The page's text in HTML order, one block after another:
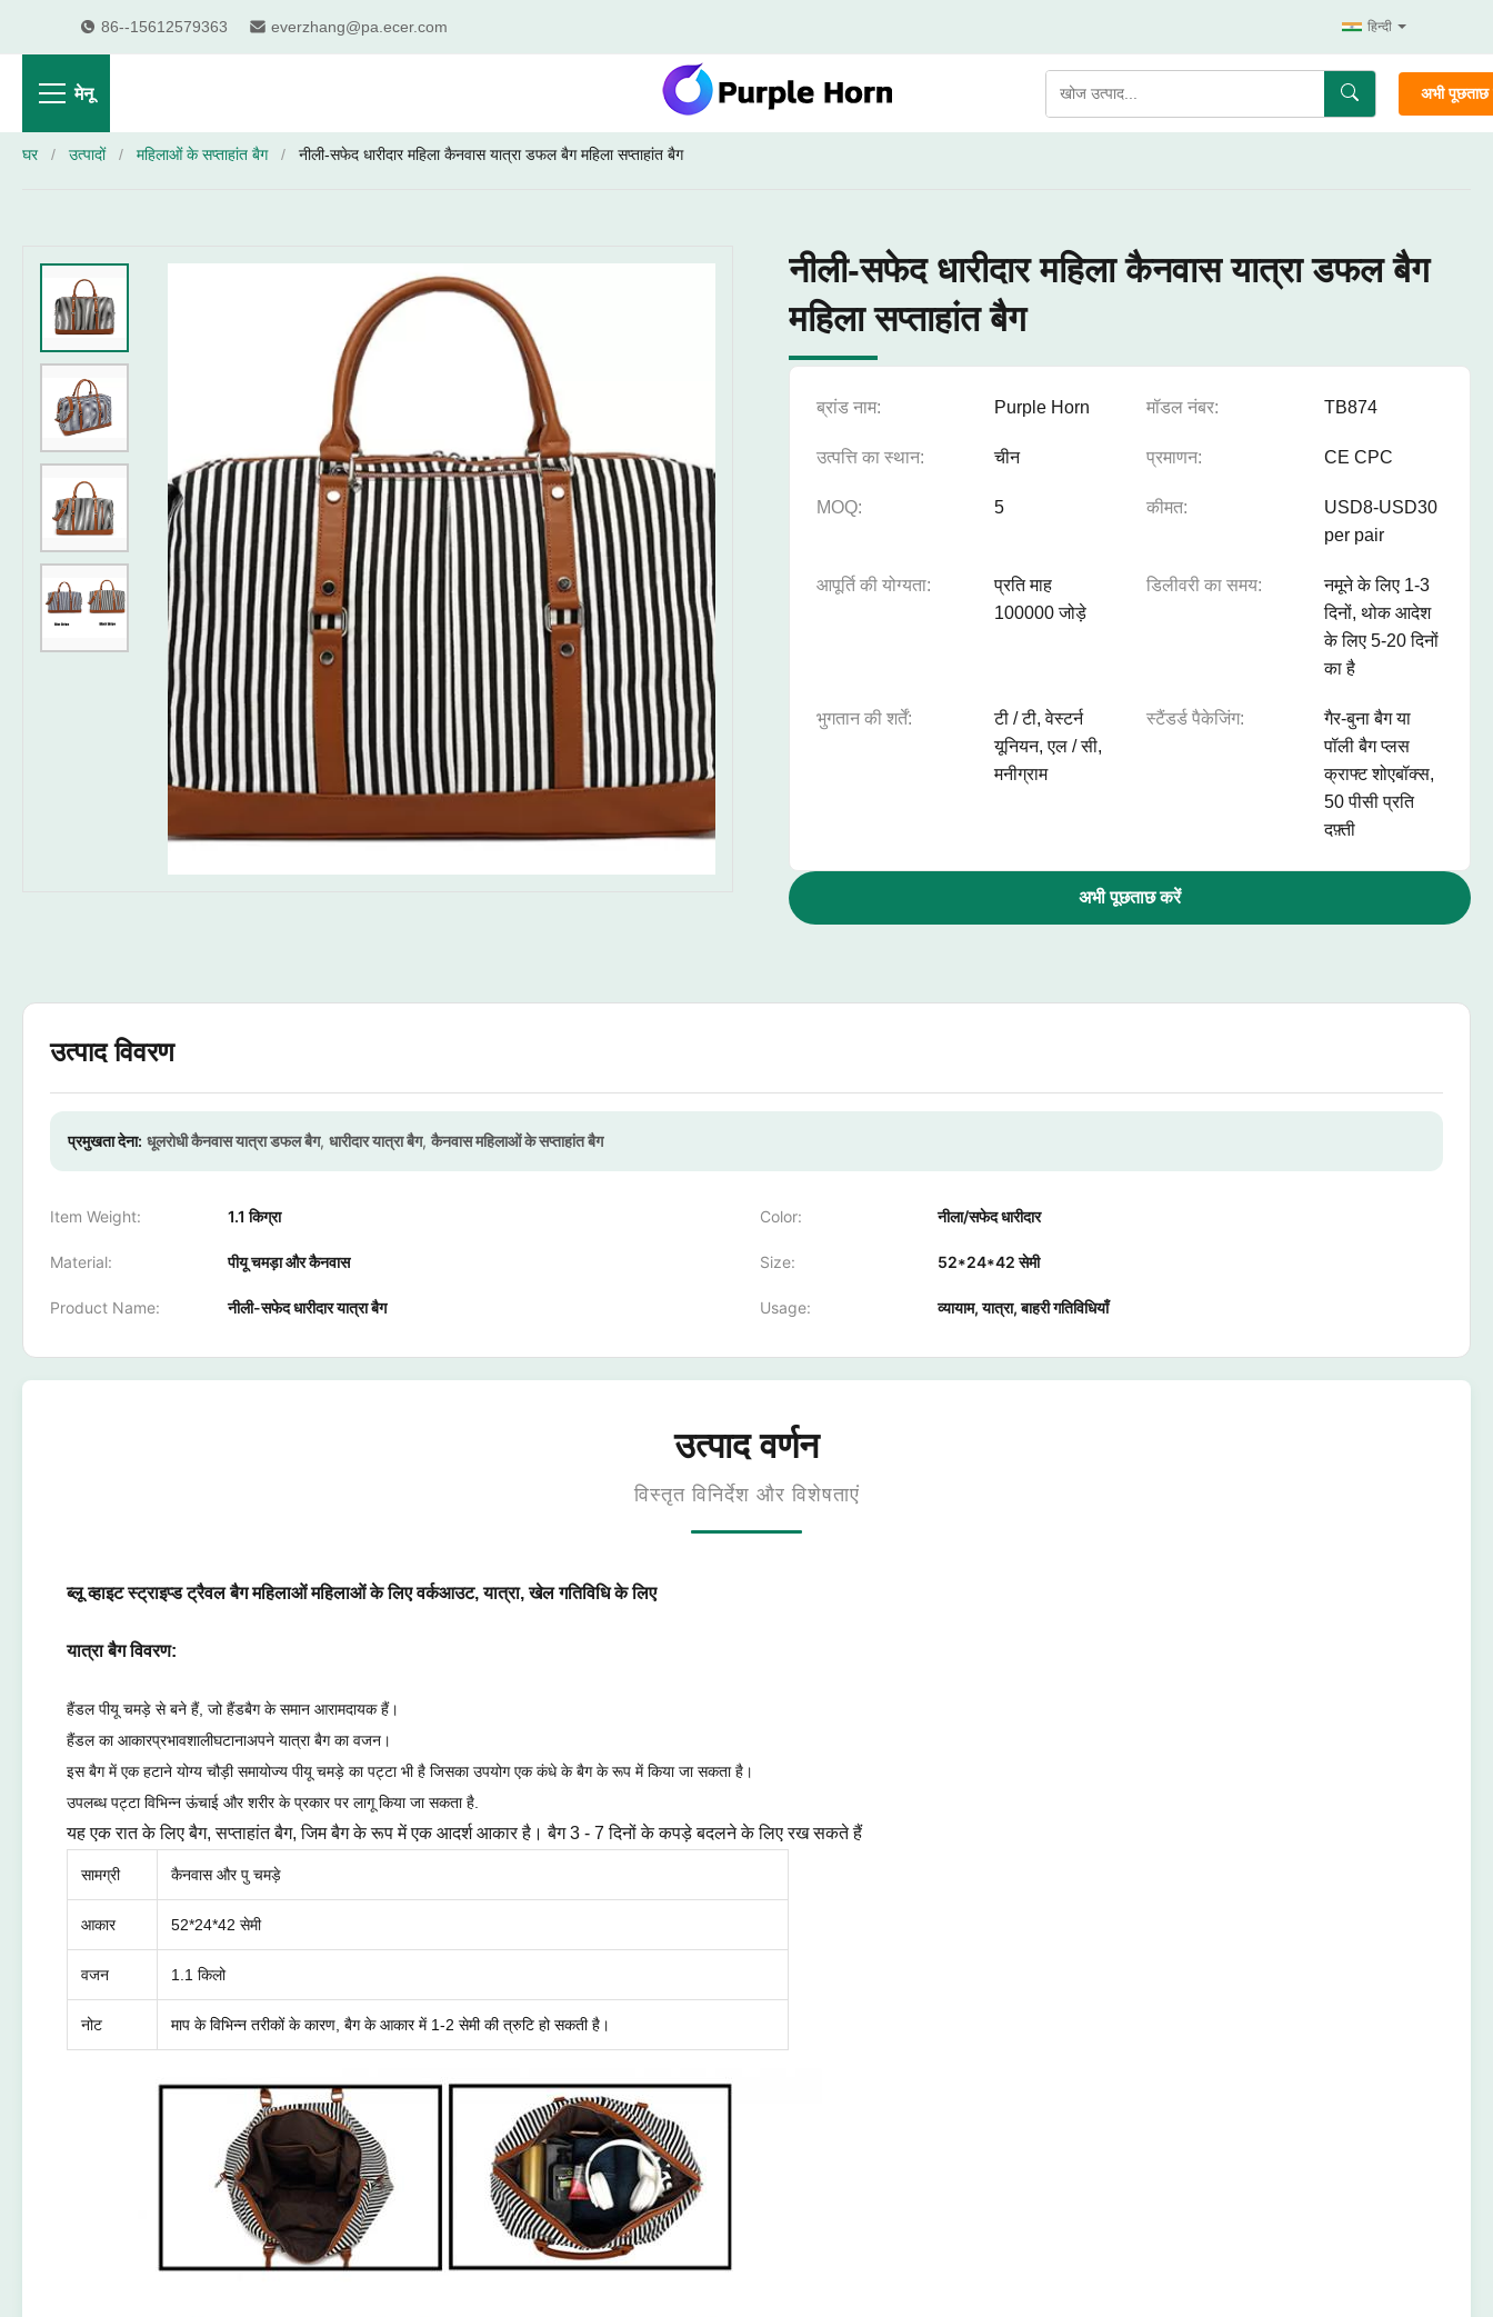
86--15612579363 everzhang@pa.ecer.com हिन्दी
मेनू अभी
घर / उत्पादों / महिलाओं के सप्ताहांत बैग / नीली-सफेद धारीदार महिला कैनवास यात्रा डफल बैग महिला सप्ताहांत बैग
नीली-सफेद धारीदार महिला कैनवास यात्रा डफल बैग
महिला सप्ताहांत बैग
ब्रांड नाम: Purple Horn मॉडल नंबर: TB874
उत्पत्ति का स्थान: चीन प्रमाणन: CE CPC
MOQ: 5 कीमत:
USD8-USD30
per pair
आपूर्ति की योग्यता:
प्रति माह
100000 जोड़े
डिलीवरी का समय:
नमूने के लिए 1-3
दिनों, थोक आदेश
के लिए 5-20 दिनों
का है
भुगतान की शर्तें:
टी / टी, वेस्टर्न
यूनियन, एल / सी,
मनीग्राम
स्टैंडर्ड पैकेजिंग:
गैर-बुना बैग या
पॉली बैग प्लस
क्राफ्ट शोएबॉक्स,
50 पीसी प्रति
दफ़्ती
अभी पूछताछ करें
उत्पाद विवरण
प्रमुखता देना: धूलरोधी कैनवास यात्रा डफल बैग, धारीदार यात्रा बैग, कैनवास महिलाओं के सप्ताहांत बैग
Item Weight: 1.1 किग्रा Color: नीला/सफेद धारीदार
Material: पीयू चमड़ा और कैनवास Size: 52*24*42 सेमी
Product Name: नीली-सफेद धारीदार यात्रा बैग Usage: व्यायाम, यात्रा, बाहरी गतिविधियाँ
उत्पाद वर्णन
विस्तृत विनिर्देश और विशेषताएं
ब्लू व्हाइट स्ट्राइप्ड ट्रैवल बैग महिलाओं महिलाओं के लिए वर्कआउट, यात्रा, खेल गतिविधि के लिए
यात्रा बैग विवरण:
हैंडल पीयू चमड़े से बने हैं, जो हैंडबैग के समान आरामदायक हैं।
हैंडल का आकारप्रभावशालीघटानाअपने यात्रा बैग का वजन।
इस बैग में एक हटाने योग्य चौड़ी समायोज्य पीयू चमड़े का पट्टा भी है जिसका उपयोग एक कंधे के बैग के रूप में किया जा सकता है।
उपलब्ध पट्टा विभिन्न ऊंचाई और शरीर के प्रकार पर लागू किया जा सकता है
यह एक रात के लिए बैग, सप्ताहांत बैग, जिम बैग के रूप में एक आदर्श आकार है। बैग 3 - 7 दिनों के कपड़े बदलने के लिए रख सकते हैं
सामग्री कैनवास और पु चमड़े
आकार 52*24*42 सेमी
वजन 1.1 किलो
नोट माप के विभिन्न तरीकों के कारण, बैग के आकार में 1-2 सेमी की त्रुटि हो सकती है।